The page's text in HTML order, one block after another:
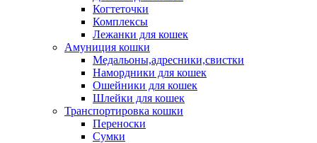
Когтеточки
Комплексы
Лежанки для кошек
Амуниция кошки
Медальоны,адресники,свистки
Намордники для кошек
Ошейники для кошек
Шлейки для кошек
Транспортировка кошки
Переноски
Сумки